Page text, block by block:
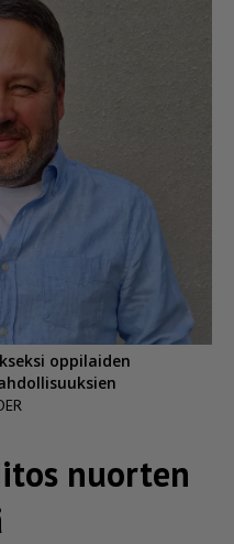
oppilaiden
nuorten